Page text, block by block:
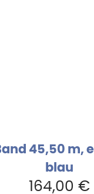
45,50 m,
blau
164,00€